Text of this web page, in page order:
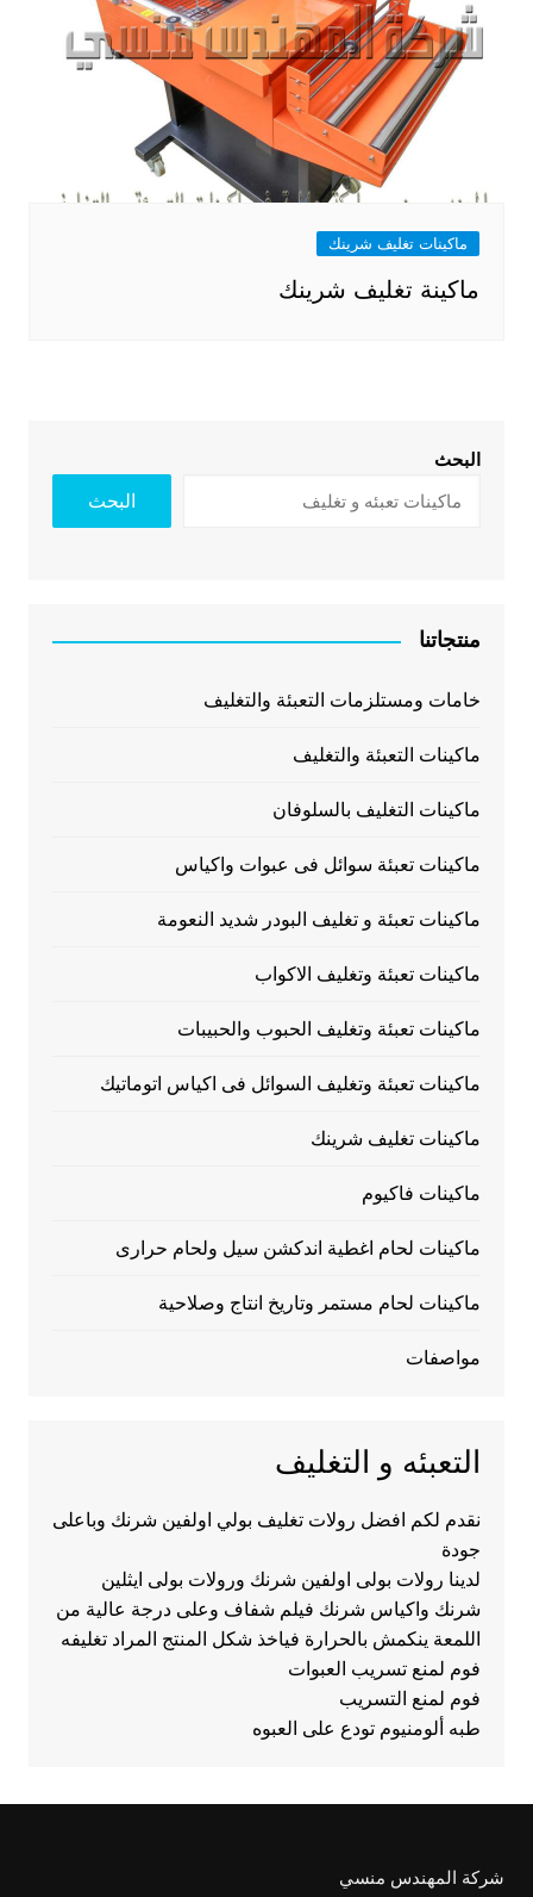
ماكينات تغليف شرينك
ماكينة تغليف شرينك
البحث
البحث
منتجاتنا
خامات ومستلزمات التعبئة والتغليف
ماكينات التعبئة والتغليف
ماكينات التغليف بالسلوفان
ماكينات تعبئة سوائل فى عبوات واكياس
ماكينات تعبئة و تغليف البودر شديد النعومة
ماكينات تعبئة وتغليف الاكواب
ماكينات تعبئة وتغليف الحبوب والحبيبات
ماكينات تعبئة وتغليف السوائل فى اكياس اتوماتيك
ماكينات تغليف شرينك
ماكينات فاكيوم
ماكينات لحام اغطية اندكشن سيل ولحام حرارى
ماكينات لحام مستمر وتاريخ انتاج وصلاحية
مواصفات
التعبئه و التغليف
نقدم لكم افضل رولات تغليف بولي اولفين شرنك وباعلى
جودة
لدينا رولات بولى اولفين شرنك ورولات بولى ايثلين
شرنك واكياس شرنك فيلم شفاف وعلى درجة عالية من
اللمعة ينكمش بالحرارة فياخذ شكل المنتج المراد تغليفه
فوم لمنع تسريب العبوات
فوم لمنع التسريب
طبه ألومنيوم تودع على العبوه
شركة المهندس منسي